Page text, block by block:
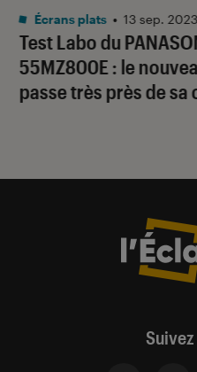
Test Labo du
55MZ800E : le
passe très près de sa
Noté 5 étoiles
Écrans plats • 13 sep. 2023